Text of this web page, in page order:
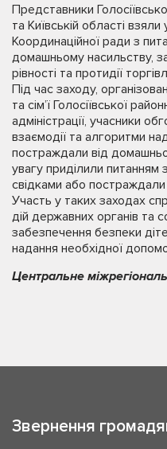
Представники
та Київській області взяли
Координаційної ради з
домашньому насильству,
рівності та протидії
Під час заходу,
та сім’ї Голосіївської
адміністрації, учасники
взаємодії та алгоритми
постраждали від
увагу приділили питанням
свідками або постраждали
Участь у таких заходах
дій державних органів та
забезпечення безпеки
надання необхідної
Центральне
Звернення